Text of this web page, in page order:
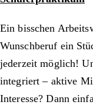
Ein bisschen
Wunschberuf ein
jederzeit möglich!
integriert – aktive
Interesse? Dann